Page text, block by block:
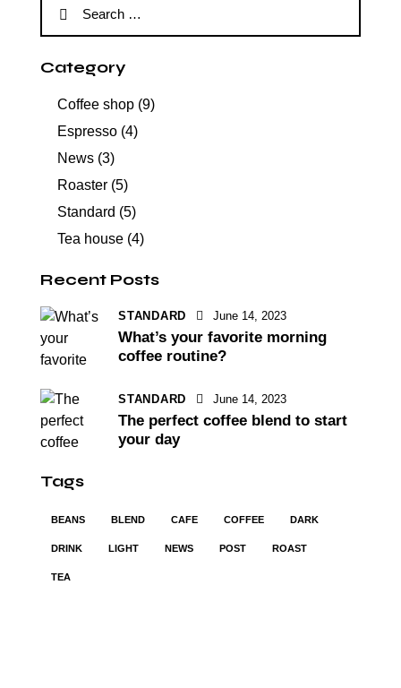
Category
Coffee shop (9)
Espresso (4)
News (3)
Roaster (5)
Standard (5)
Tea house (4)
Recent Posts
STANDARD June 14, 2023
What’s your favorite morning
coffee routine?
STANDARD June 14, 2023
The perfect coffee blend to start
your day
Tags
BEANS BLEND CAFE COFFEE DARK
DRINK LIGHT NEWS POST ROAST
TEA